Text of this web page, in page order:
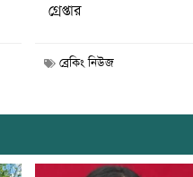
গ্রেপ্তার
ব্রেকিং নিউজ